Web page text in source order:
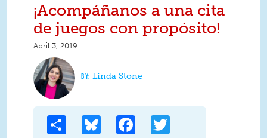
¡Acompáñanos a una cita
de juegos con propósito!
April 3, 2019
Linda Stone
Share Bluesky Facebook